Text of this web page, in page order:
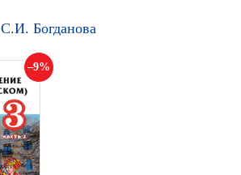
С.И. Богданова
9